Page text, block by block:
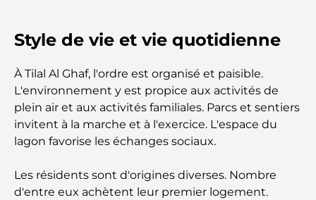
détente se rencontrent
Les meilleures écoles IB à Dubaï : un guide
complet pour les parents
Plan directeur de Dubai Hills : une vision pour la
vie communautaire moderne
Restaurant de l'Opéra de Dubaï : Quand la
gastronomie rencontre la culture
Style de vie et vie quotidienne
À Tilal Al Ghaf, l'ordre est organisé et paisible.
L'environnement y est propice aux activités de
plein air et aux activités familiales. Parcs et sentiers
invitent à la marche et à l'exercice. L'espace du
lagon favorise les échanges sociaux.
Les résidents sont d'origines diverses. Nombre
d'entre eux achètent leur premier logement.